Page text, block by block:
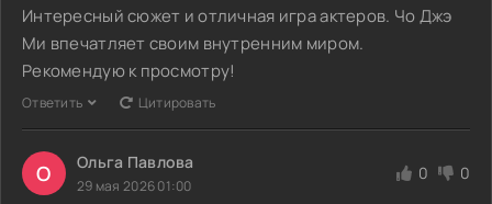
Интересный сюжет и отличная игра актеров. Чо Джэ
Ми впечатляет своим внутренним миром.
Рекомендую к просмотру!
Ответить Цитировать
О Ольга Павлова
29 мая 2026 01:00
0 0